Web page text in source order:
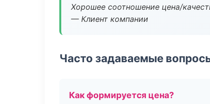
Хорошее соотношение цена/
— Клиент компании
Часто задаваемые
Как формируется цена?